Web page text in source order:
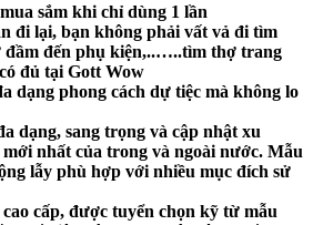
sắm khi chỉ dùng 1 lần
đi lại, bạn không phải vất vả đi tìm
đầm đến phụ kiện,..…..tìm thợ trang
đủ tại Gott Wow
dạng phong cách dự tiệc mà không lo
dạng, sang trọng và cập nhật xu
nhất của trong và ngoài nước. Mẫu
lẫy phù hợp với nhiều mục đích sử
cấp, được tuyển chọn kỹ từ mẫu